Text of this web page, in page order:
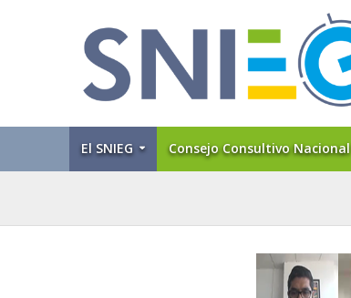
El SNIEG Consejo Consultivo Nacional